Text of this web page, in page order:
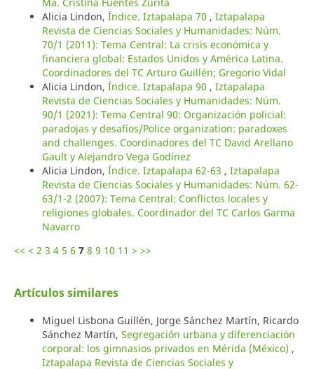
Alicia Lindon, Índice. Iztapalapa 70 , Iztapalapa
Revista de Ciencias Sociales y Humanidades: Núm.
70/1 (2011): Tema Central: La crisis económica y
financiera global: Estados Unidos y América Latina.
Coordinadores del TC Arturo Guillén; Gregorio Vidal
Alicia Lindon, Índice. Iztapalapa 90 , Iztapalapa
Revista de Ciencias Sociales y Humanidades: Núm.
90/1 (2021): Tema Central 90: Organización policial:
paradojas y desafíos/Police organization: paradoxes
and challenges. Coordinadores del TC David Arellano
Gault y Alejandro Vega Godínez
Alicia Lindon, Índice. Iztapalapa 62-63 , Iztapalapa
Revista de Ciencias Sociales y Humanidades: Núm. 62-
63/1-2 (2007): Tema Central: Conflictos locales y
religiones globales. Coordinador del TC Carlos Garma
Navarro
<< < 2 3 4 5 6 7 8 9 10 11 > >>
Artículos similares
Miguel Lisbona Guillén, Jorge Sánchez Martín, Ricardo
Sánchez Martín, Segregación urbana y diferenciación
corporal: los gimnasios privados en Mérida (México) ,
Iztapalapa Revista de Ciencias Sociales y